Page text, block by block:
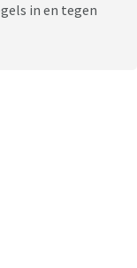
in en tegen